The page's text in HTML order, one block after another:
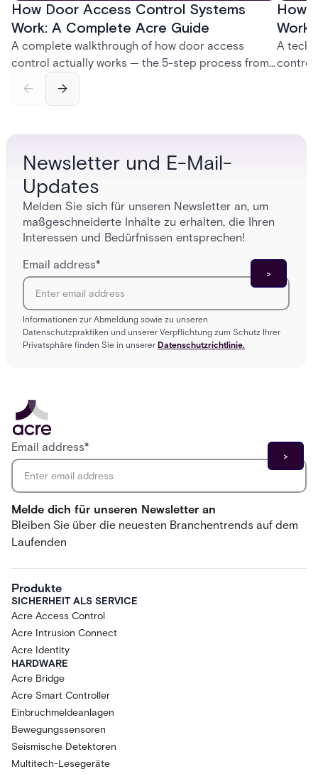
How Door Access Control Systems
Work: A Complete Acre Guide
A complete walkthrough of how door access
control actually works — the 5-step process from
and software components, and the access control
How
A
control
Newsletter und E-Mail-
Updates
Melden Sie sich für unseren Newsletter an, um
maßgeschneiderte Inhalte zu erhalten, die Ihren
Interessen und Bedürfnissen entsprechen!
Email address*
Informationen zur Abmeldung sowie zu unseren
Datenschutzpraktiken und unserer Verpflichtung zum Schutz Ihrer
Privatsphäre finden Sie in unserer Datenschutzrichtlinie.
Melde dich für unseren Newsletter an
Bleiben Sie über die neuesten Branchentrends auf dem
Laufenden
Email address*
Produkte
SICHERHEIT ALS SERVICE
Acre Access Control
Acre Intrusion Connect
Acre Identity
HARDWARE
Acre Bridge
Acre Smart Controller
Einbruchmeldeanlagen
Bewegungssensoren
Seismische Detektoren
Multitech-Lesegeräte